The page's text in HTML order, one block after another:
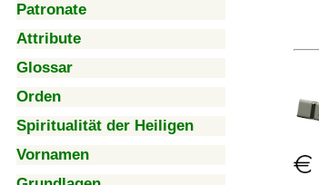
Patronate
Attribute
Glossar
Orden
Spiritualität der Heiligen
Vornamen